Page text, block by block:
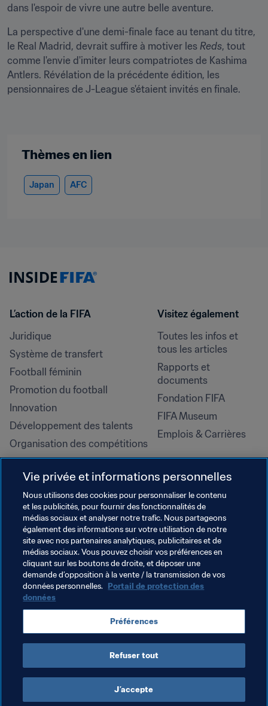
dans l'espoir de vivre une autre belle aventure.
La perspective d'une demi-finale face au tenant du titre,
le Real Madrid, devrait suffire à motiver les Reds, tout
comme l'envie d'imiter leurs compatriotes de Kashima
Antlers. Révélation de la précédente édition, les
pensionnaires de J-League s'étaient invités en finale.
Thèmes en lien
Japan AFC
L’action de la FIFA
Juridique
Système de transfert
Football féminin
Promotion du football
Innovation
Développement des talents
Organisation des compétitions
Développement durable
Droits de l'homme et lutte contre
la discrimination
Santé et médical
Initiatives en matière de
formation
Visitez également
Toutes les infos et
tous les articles
Rapports et
documents
Fondation FIFA
FIFA Museum
Emplois & Carrières
CONDITIONS D'UTILISATION
PORTAIL DE LA FIFA SUR LA PROTECTION DES DONNÉES
TÉLÉCHARGEMENTS
PARAMÈTRAGE DES COOKIES
Droits d'auteur © 1994 - 2025 FIFA. Tous les droits sont réservés.
Cookie Settings
Vie privée et informations personnelles
Nous utilisons des cookies pour personnaliser le contenu
et les publicités, pour fournir des fonctionnalités de
médias sociaux et analyser notre trafic. Nous partageons
également des informations sur votre utilisation de notre
site avec nos partenaires analytiques, publicitaires et de
médias sociaux. Vous pouvez choisir vos préférences en
cliquant sur les boutons de droite, et déposer une
demande d’opposition à la vente / la transmission de vos
données personnelles. Portail de protection des
données
Préférences
Refuser tout
J’accepte